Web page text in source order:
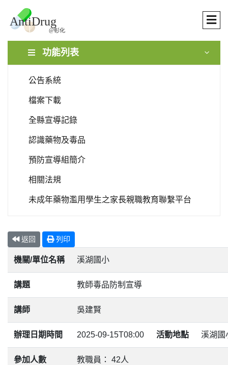
功能列表
公告系統
檔案下載
全縣宣導記錄
認識藥物及毒品
預防宣導組簡介
相關法規
未成年藥物濫用學生之家長親職教育聯繫平台
返回 列印
機關/單位名稱 溪湖國小
講題 教師毒品防制宣導
講師 吳建賢
辦理日期時間 2025-09-15T08:00 活動地點 溪湖國
參加人數 教職員： 42人